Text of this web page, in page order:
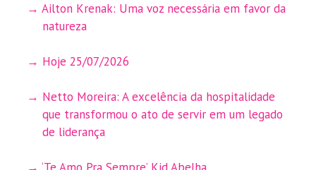
Ailton Krenak: Uma voz necessária em favor da
natureza
Hoje 25/07/2026
Netto Moreira: A excelência da hospitalidade
que transformou o ato de servir em um legado
de liderança